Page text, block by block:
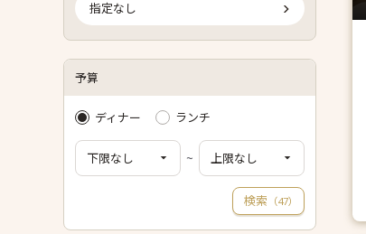
指定なし
予算
ディナー ランチ
~
検索 （47）